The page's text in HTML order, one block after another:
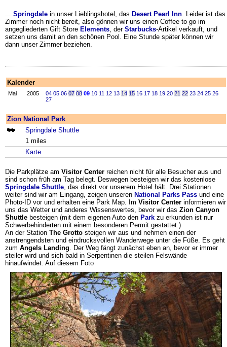
... Springdale in unser Lieblingshotel, das Desert Pearl Inn. Leider ist das
Zimmer noch nicht bereit, also gönnen wir uns einen Coffee to go im
angegliederten Gift Store Elements, der Starbucks-Artikel verkauft, und
setzen uns damit an den schönen Pool. Eine Stunde später können wir
dann unser Zimmer beziehen.
Kalender
Mai 2005 04 05 06 07 08 09 10 11 12 13 14 15 16 17 18 19 20 21 22 23 24 25 26
27
Zion National Park
Springdale Shuttle
1 miles
Karte
Die Parkplätze am Visitor Center reichen nicht für alle Besucher aus und
sind schon früh am Tag belegt. Deswegen besteigen wir das kostenlose
Springdale Shuttle, das direkt vor unserem Hotel hält. Drei Stationen
weiter sind wir am Eingang, zeigen unseren National Parks Pass und eine
Photo-ID vor und erhalten eine Park Map. Im Visitor Center informieren wir
uns das Wetter und anderes Wissenswertes, bevor wir das Zion Canyon
Shuttle besteigen (mit dem eigenen Auto den Park zu erkunden ist nur
Schwerbehinderten mit einem besonderen Permit gestattet.)
An der Station The Grotto steigen wir aus und nehmen einen der
anstrengendsten und eindrucksvollen Wanderwege unter die Füße. Es geht
zum Angels Landing. Der Weg fängt zunächst eben an, bevor er immer
steiler wird und sich bald in Serpentinen die steilen Felswände
hinaufwindet. Auf diesem Foto